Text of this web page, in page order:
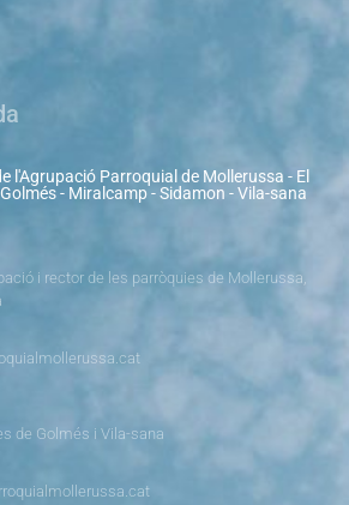
l'Agrupació Parroquial de Mollerussa - El
- Miralcamp - Sidamon - Vila-sana
i rector de les parròquies de Mollerussa,
de Golmés i Vila-sana